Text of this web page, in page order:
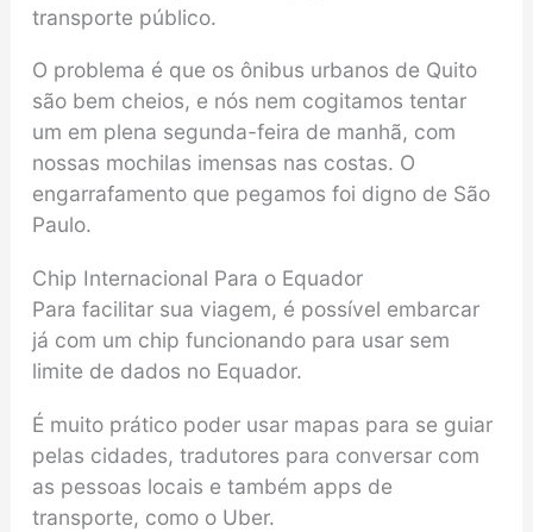
transporte público.
O problema é que os ônibus urbanos de Quito
são bem cheios, e nós nem cogitamos tentar
um em plena segunda-feira de manhã, com
nossas mochilas imensas nas costas. O
engarrafamento que pegamos foi digno de São
Paulo.
Chip Internacional Para o Equador
Para facilitar sua viagem, é possível embarcar
já com um chip funcionando para usar sem
limite de dados no Equador.
É muito prático poder usar mapas para se guiar
pelas cidades, tradutores para conversar com
as pessoas locais e também apps de
transporte, como o Uber.